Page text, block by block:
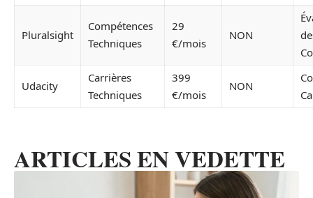
Pluralsight
Compétences
Techniques
29
€/mois
NON
Udacity
Carrières
Techniques
399
€/mois
NON
ARTICLES EN VEDETTE